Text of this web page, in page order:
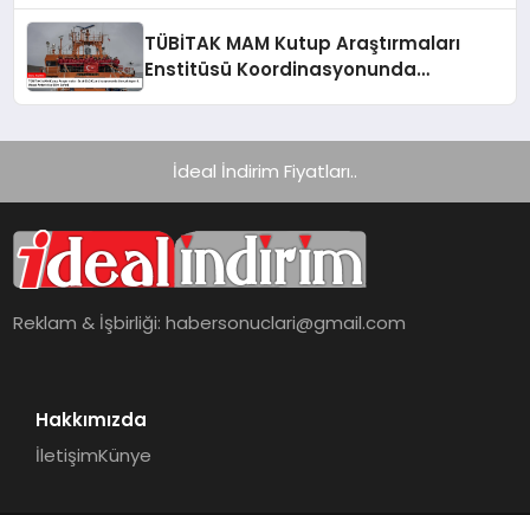
TÜBİTAK MAM Kutup Araştırmaları
Enstitüsü Koordinasyonunda
İdeal İndirim Fiyatları..
Reklam & İşbirliği:habersonuclari@gmail.com
Hakkımızda
İletişimKünye